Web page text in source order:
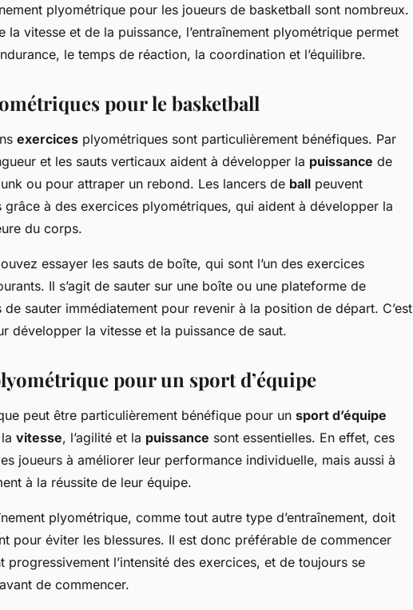
plyométrique pour les joueurs de basketball sont nombreux.
la vitesse et de la puissance, l’entraînement plyométrique permet
le temps de réaction, la coordination et l’équilibre.
pour le basketball
exercices plyométriques sont particulièrement bénéfiques. Par
et les sauts verticaux aident à développer la puissance de
ou pour attraper un rebond. Les lancers de ball peuvent
grâce à des exercices plyométriques, qui aident à développer la
du corps.
essayer les sauts de boîte, qui sont l’un des exercices
Il s’agit de sauter sur une boîte ou une plateforme de
sauter immédiatement pour revenir à la position de départ. C’est
développer la vitesse et la puissance de saut.
pour un sport d’équipe
peut être particulièrement bénéfique pour un sport d’équipe
vitesse, l’agilité et la puissance sont essentielles. En effet, ces
joueurs à améliorer leur performance individuelle, mais aussi à
à la réussite de leur équipe.
plyométrique, comme tout autre type d’entraînement, doit
pour éviter les blessures. Il est donc préférable de commencer
progressivement l’intensité des exercices, et de toujours se
de commencer.